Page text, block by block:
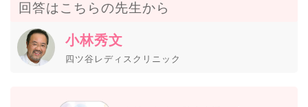
回答はこちらの先生から
小林秀文
四ツ谷レディスクリニック